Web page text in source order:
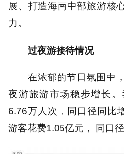
展、打造海南中部旅游核
力。
过夜游接待情况
在浓郁的节日氛围中
夜游旅游市场稳步增长
6.76万人次，同口径同比
游客花费1.05亿元， 同口